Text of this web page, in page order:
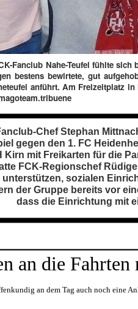
Fanclub Nahe-Teufel fühlte
bestens bewirtete, gut
anführt. Am Freizeitplatz
Chef Stephan
gegen den 1. FC
mit Freikarten für die
FCK-Regionschef
sozialen
der Gruppe bereits vor
dass die Einrichtung mit
an die Fahrten
an dem Tag auch noch eine